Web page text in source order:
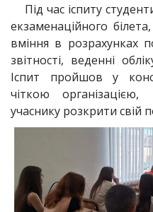
Під час іспиту
екзаменаційного
вміння в розрахунках
звітності, веденні
Іспит пройшов у
чіткою
учаснику розкрити свій